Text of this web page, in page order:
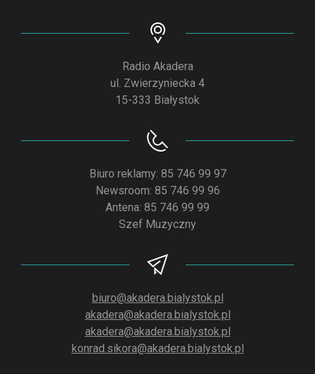
Radio Akadera
ul. Zwierzyniecka 4
15-333 Białystok
Biuro reklamy: 85 746 99 97
Newsroom: 85 746 99 96
Antena: 85 746 99 99
Szef Muzyczny
biuro@akadera.bialystok.pl
akadera@akadera.bialystok.pl
akadera@akadera.bialystok.pl
konrad.sikora@akadera.bialystok.pl